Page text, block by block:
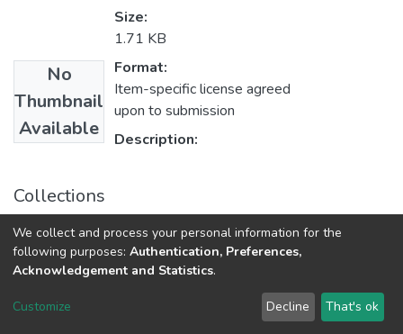
No
Thumbnail
Available
Size:
1.71 KB
Format:
Item-specific license agreed
upon to submission
Description:
Collections
Сучасні проблеми економіки і підприємництво:
збірник наукових праць, Вип. 10
DSpace software copyright © 2002-2026 LYRASIS
Send Feedback
We collect and process your personal information for the
following purposes: Authentication, Preferences,
Acknowledgement and Statistics.
Customize Decline That's ok